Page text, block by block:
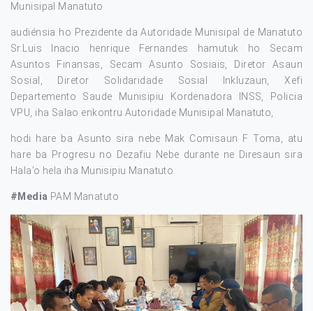
Munisipal Manatuto
audiénsia ho Prezidente da Autoridade Munisipal de Manatuto
Sr.Luis Inacio henrique Fernandes hamutuk ho Secam
Asuntos Finansas, Secam Asunto Sosiais, Diretor Asaun
Sosial, Diretor Solidaridade Sosial Inkluzaun, Xefi
Departemento Saude Munisipiu Kordenadora INSS, Policia
VPU, iha Salao enkontru Autoridade Munisipal Manatuto,
hodi hare ba Asunto sira nebe Mak Comisaun F Toma, atu
hare ba Progresu no Dezafiu Nebe durante ne Diresaun sira
Hala’o hela iha Munisipiu Manatuto.
#Media PAM Manatuto